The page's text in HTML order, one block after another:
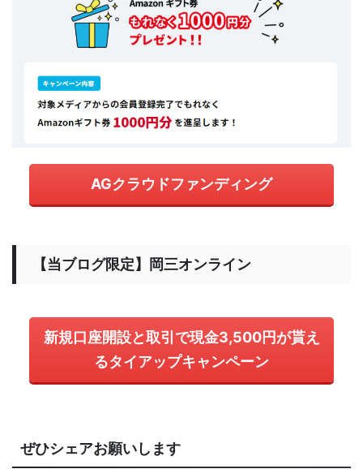
AGクラウドファンディング
【当ブログ限定】岡三オンライン
新規口座開設と取引で現金3,500円が貰え
るタイアップキャンペーン
ぜひシェアお願いします